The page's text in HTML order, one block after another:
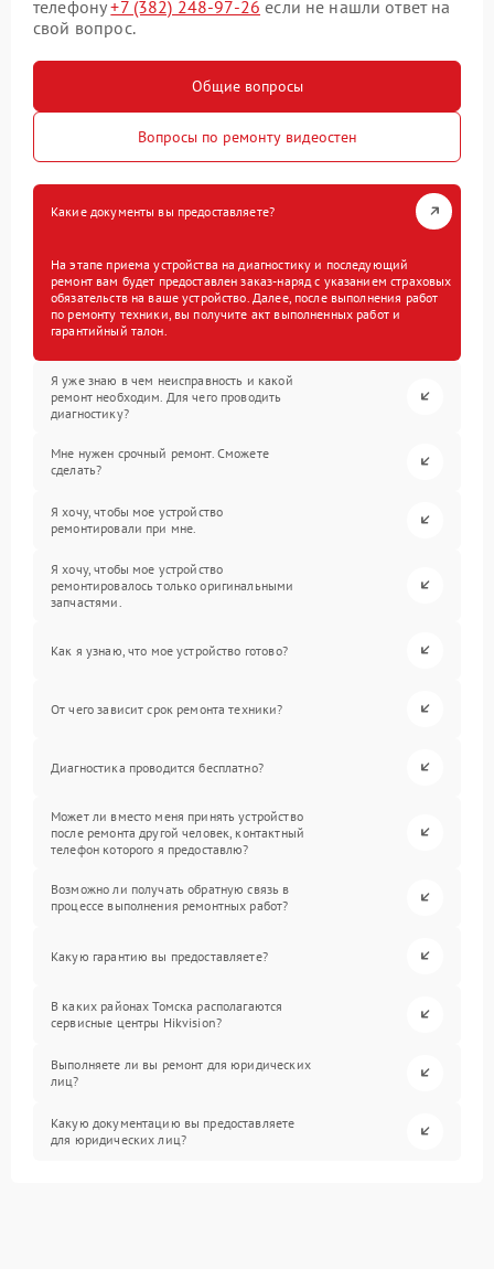
телефону+7 (382) 248-97-26 если не нашли ответ на
свой вопрос.
Общие вопросы
Вопросы по ремонту видеостен
Какие документы вы предоставляете?
На этапе приема устройства на диагностику и последующий
ремонт вам будет предоставлен заказ-наряд с указанием страховых
обязательств на ваше устройство. Далее, после выполнения работ
по ремонту техники, вы получите акт выполненных работ и
гарантийный талон.
Я уже знаю в чем неисправность и какой
ремонт необходим. Для чего проводить
диагностику?
Мне нужен срочный ремонт. Сможете
сделать?
Я хочу, чтобы мое устройство
ремонтировали при мне.
Я хочу, чтобы мое устройство
ремонтировалось только оригинальными
запчастями.
Как я узнаю, что мое устройство готово?
От чего зависит срок ремонта техники?
Диагностика проводится бесплатно?
Может ли вместо меня принять устройство
после ремонта другой человек, контактный
телефон которого я предоставлю?
Возможно ли получать обратную связь в
процессе выполнения ремонтных работ?
Какую гарантию вы предоставляете?
В каких районах Томска располагаются
сервисные центры Hikvision?
Выполняете ли вы ремонт для юридических
лиц?
Какую документацию вы предоставляете
для юридических лиц?